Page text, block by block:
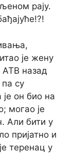
рају.
је жену
АТВ назад
су
он био на
могао је
Али бити у
пријатно и
теренац у